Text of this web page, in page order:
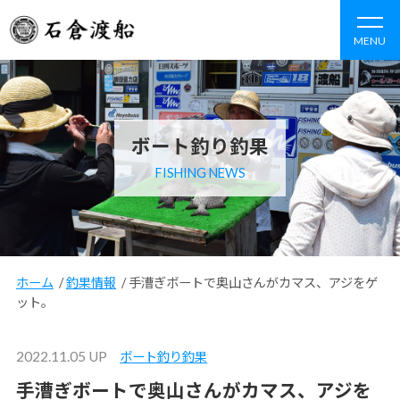
MENU
ボート釣り釣果
FISHING NEWS
ホーム /釣果情報 /手漕ぎボートで奥山さんがカマス、アジをゲ
ット。
2022.11.05 UP ボート釣り釣果
手漕ぎボートで奥山さんがカマス、アジを